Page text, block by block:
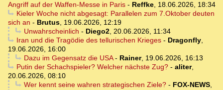
Angriff auf der Waffen-Messe in Paris - Reffke, 18.06.2026, 18:34
Kieler Woche nicht abgesagt: Parallelen zum 7.Oktober deuten
sich an - Brutus, 19.06.2026, 12:19
Unwahrscheinlich - Diego2, 20.06.2026, 11:34
Iran und die Tragödie des tellurischen Krieges- Dragonfly,
19.06.2026, 16:00
Dazu im Gegensatz die USA- Rainer, 19.06.2026, 16:13
Putin der Schachspieler? Welcher nächste Zug?- aliter,
20.06.2026, 08:10
Wer kennt seine wahren strategischen Ziele?- FOX-NEWS,